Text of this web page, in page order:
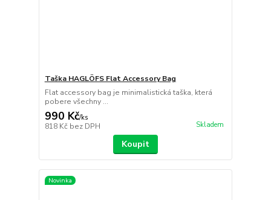
Taška HAGLÖFS Flat Accessory Bag
Flat accessory bag je minimalistická taška, která
pobere všechny ...
990 Kč/ks
818 Kč bez DPH Skladem
Koupit
Novinka